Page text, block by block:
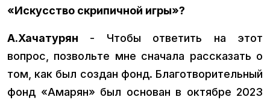
«Искусство скрипичной игры»?
А.Хачатурян - Чтобы ответить на этот
вопрос, позвольте мне сначала рассказать о
том, как был создан фонд. Благотворительный
фонд «Амарян» был основан в октябре 2023